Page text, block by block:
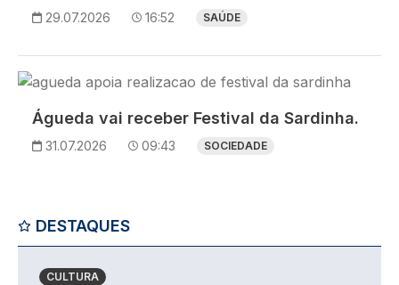
29.07.2026 16:52 SAÚDE
Imagem
Águeda vai receber Festival da Sardinha.
31.07.2026 09:43 SOCIEDADE
DESTAQUES
CULTURA